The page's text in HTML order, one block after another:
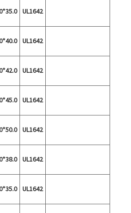
UL1642
UL1642
UL1642
UL1642
UL1642
UL1642
UL1642